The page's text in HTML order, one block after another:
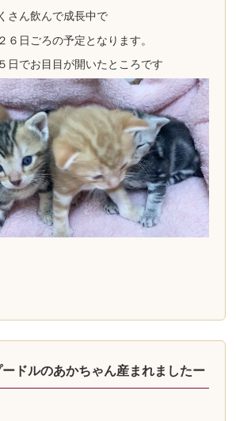
さん飲んで成長中で
６日ごろの予定となります。
でお目目が開いたところです
ードルのあかちゃん産まれましたー